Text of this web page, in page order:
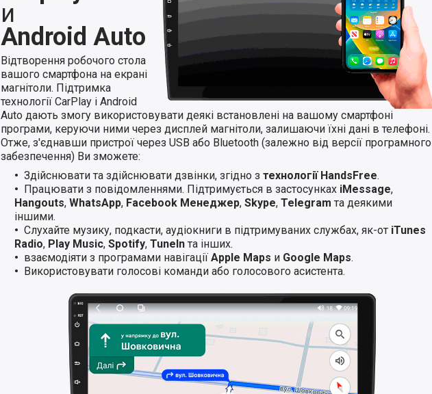
и
Android Auto
Відтворення робочого стола
вашого смартфона на екрані
магнітоли. Підтримка
технології CarPlay і Android
Auto дають змогу використовувати деякі встановлені на вашому смартфоні
програми, керуючи ними через дисплей магнітоли, залишаючи їхні дані в телефоні.
Отже, з'єднавши пристрої через USB або Bluetooth (залежно від версії програмного
забезпечення) Ви зможете:
Здійснювати та здійснювати дзвінки, згідно з технології HandsFree.
Працювати з повідомленнями. Підтримується в застосунках iMessage,
Hangouts, WhatsApp, Facebook Менеджер, Skype, Telegram та деякими
іншими.
Слухайте музику, подкасти, аудіокниги в підтримуваних службах, як-от iTunes
Radio, Play Music, Spotify, TuneIn та інших.
взаємодіяти з програмами навігації Apple Maps и Google Maps.
Використовувати голосові команди або голосового асистента.